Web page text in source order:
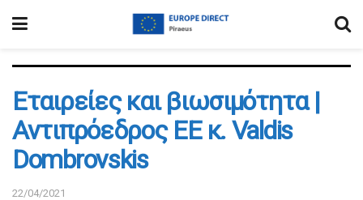
Εταιρείες και βιωσιμότητα |
Αντιπρόεδρος ΕΕ κ. Valdis
Dombrovskis
22/04/2021